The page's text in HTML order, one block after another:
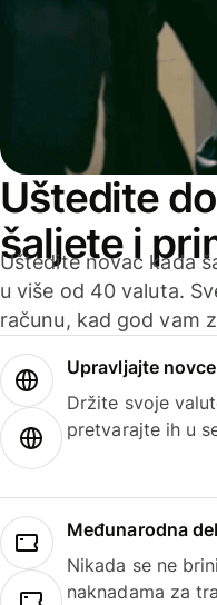
Uštedite
šaljete i
Uštedite novac kada
u više od 40 valuta.
računu, kad god vam
Upravljajte
Držite svoje
pretvarajte ih u
Međunarodna
Nikada se ne
naknadama za